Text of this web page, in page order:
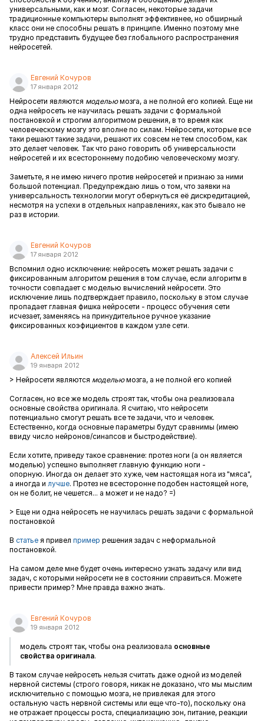
универсальными, как и мозг. Согласен, некоторые задачи
традиционные компьютеры выполнят эффективнее, но обширный
класс они не способны решать в принципе. Именно поэтому мне
трудно представить будущее без глобального распространения
нейросетей.
Евгений Кочуров
17 января 2012
Нейросети являются модельюмозга, а не полной его копией. Еще ни
одна нейросеть не научилась решать задачи с формальной
постановкой и строгим алгоритмом решения, в то время как
человеческому мозгу это вполне по силам. Нейросети, которые все
таки решают такие задачи, решают их совсем не тем способом, как
это делает человек. Так что рано говорить об универсальности
нейросетей и их всестороннему подобию человеческому мозгу.
Заметьте, я не имею ничего против нейросетей и признаю за ними
большой потенциал. Предупреждаю лишь о том, что заявки на
универсальность технологии могут обернуться её дискредитацией,
несмотря на успехи в отдельных направлениях, как это бывало не
раз в истории.
Евгений Кочуров
17 января 2012
Вспомнил одно исключение: нейросеть может решать задачи с
фиксированным алгоритом решения в том случае, если алгоритм в
точности совпадает с моделью вычислений нейросети. Это
исключение лишь подтверждает правило, поскольку в этом случае
пропадает главная фишка нейросети - процесс обучения сети
исчезает, заменяясь на принудительное ручное указание
фиксированных коэфициентов в каждом узле сети.
Алексей Ильин
19 января 2012
> Нейросети являются модельюмозга, а не полной его копией
Согласен, но все же модель строят так, чтобы она реализовала
основные свойства оригинала. Я считаю, что нейросети
потенциально смогут решать все те задачи, что и человек.
Естественно, когда основные параметры будут сравнимы (имею
ввиду число нейронов/синапсов и быстродействие).
Если хотите, приведу такое сравнение: протез ноги (а он является
моделью) успешно выполняет главную функцию ноги -
опорную. Иногда он делает это хуже, чем настоящая нога из "мяса",
а иногда и лучше. Протез не всесторонне подобен настоящей ноге,
он не болит, не чешется... а может и не надо? =)
> Еще ни одна нейросеть не научилась решать задачи с формальной
постановкой
В статье я привел пример решения задач с неформальной
постановкой.
На самом деле мне будет очень интересно узнать задачу или вид
задач, с которыми нейросети не в состоянии справиться. Можете
привести пример? Мне правда важно знать.
Евгений Кочуров
19 января 2012
модель строят так, чтобы она реализовала основные
свойства оригинала.
В таком случае нейросеть нельзя считать даже одной из моделей
нервной системы (строго говоря, никак не доказано, что мы мыслим
исключительно с помощью мозга, не привлекая для этого
остальную часть нервной системы или еще что-то), поскольку она
не отражает процессы роста, специализацию зон, питание, реакции